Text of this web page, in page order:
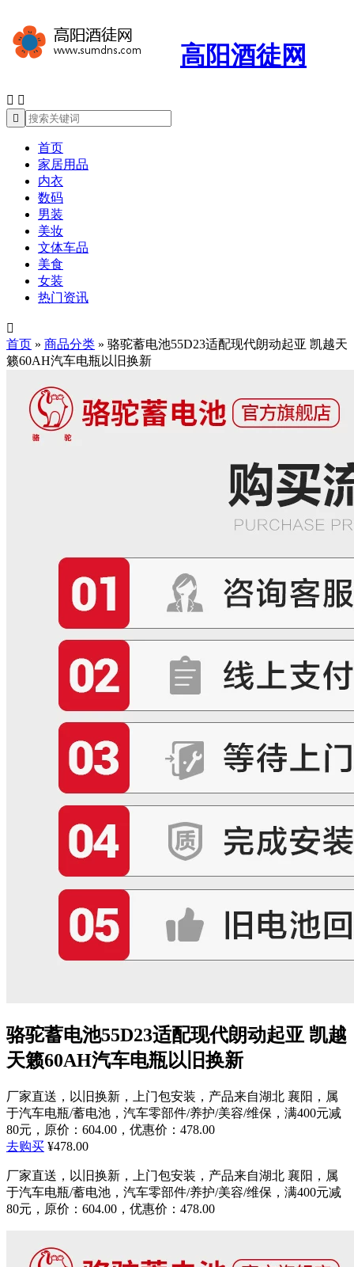
高阳酒徒网
 

首页
家居用品
内衣
数码
男装
美妆
文体车品
美食
女装
热门资讯

首页 » 商品分类 » 骆驼蓄电池55D23适配现代朗动起亚 凯越天
籁60AH汽车电瓶以旧换新
骆驼蓄电池55D23适配现代朗动起亚 凯越
天籁60AH汽车电瓶以旧换新
厂家直送，以旧换新，上门包安装，产品来自湖北 襄阳，属
于汽车电瓶/蓄电池，汽车零部件/养护/美容/维保，满400元减
80元，原价：604.00，优惠价：478.00
去购买 ¥478.00
厂家直送，以旧换新，上门包安装，产品来自湖北 襄阳，属
于汽车电瓶/蓄电池，汽车零部件/养护/美容/维保，满400元减
80元，原价：604.00，优惠价：478.00